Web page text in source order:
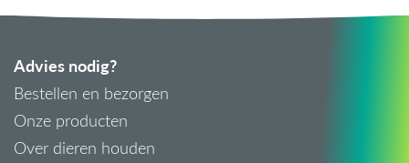
Advies nodig?
Bestellen en bezorgen
Onze producten
Over dieren houden